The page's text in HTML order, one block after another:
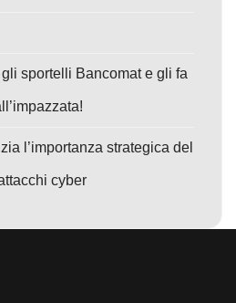
sportelli Bancomat e gli fa
l’importanza strategica del
cyber